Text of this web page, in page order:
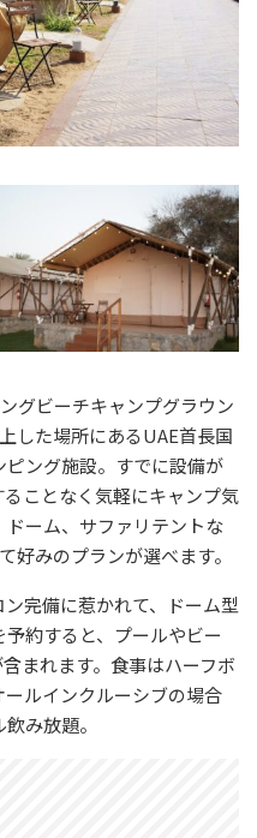
グビーチキャンプグラウン
した場所にあるUAE首長国
ピング施設。すでに設備が
ことなく気軽にキャンプ気
ーム、サファリテントな
好みのプランが選べます。
完備に惹かれて、ドーム型
約すると、プールやビー
まれます。食事はハーフボ
ルインクルーシブの場合
み放題。